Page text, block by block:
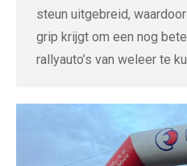
steun uitgebreid,
grip krijgt om een nog
rallyauto’s van weleer te